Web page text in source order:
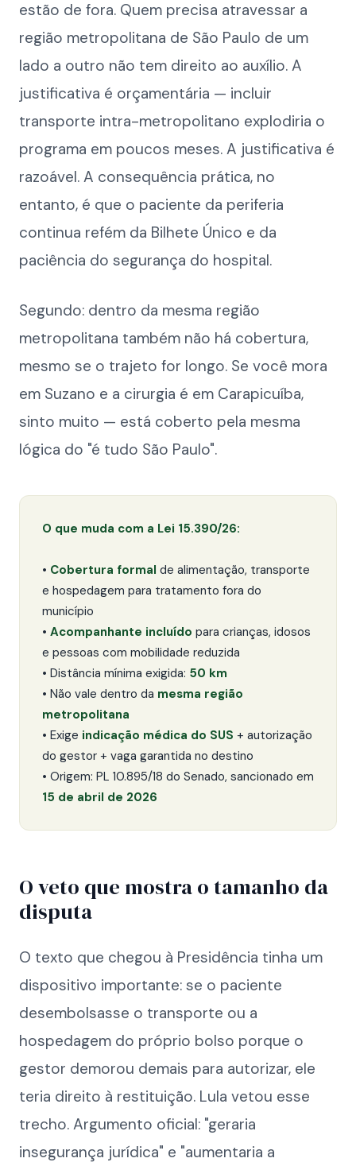
estão de fora. Quem precisa atravessar a
região metropolitana de São Paulo de um
lado a outro não tem direito ao auxílio. A
justificativa é orçamentária — incluir
transporte intra-metropolitano explodiria o
programa em poucos meses. A justificativa é
razoável. A consequência prática, no
entanto, é que o paciente da periferia
continua refém da Bilhete Único e da
paciência do segurança do hospital.
Segundo: dentro da mesma região
metropolitana também não há cobertura,
mesmo se o trajeto for longo. Se você mora
em Suzano e a cirurgia é em Carapicuíba,
sinto muito — está coberto pela mesma
lógica do "é tudo São Paulo".
O que muda com a Lei 15.390/26:
• Cobertura formal de alimentação, transporte
e hospedagem para tratamento fora do
município
• Acompanhante incluído para crianças, idosos
e pessoas com mobilidade reduzida
• Distância mínima exigida: 50 km
• Não vale dentro da mesma região
metropolitana
• Exige indicação médica do SUS + autorização
do gestor + vaga garantida no destino
• Origem: PL 10.895/18 do Senado, sancionado em
15 de abril de 2026
O veto que mostra o tamanho da
disputa
O texto que chegou à Presidência tinha um
dispositivo importante: se o paciente
desembolsasse o transporte ou a
hospedagem do próprio bolso porque o
gestor demorou demais para autorizar, ele
teria direito à restituição. Lula vetou esse
trecho. Argumento oficial: "geraria
insegurança jurídica" e "aumentaria a